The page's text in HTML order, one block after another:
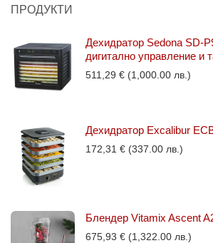
ПРОДУКТИ
Дехидратор Sedona SD-
дигитално управление и
511,29 € (1,000.00 лв.)
Дехидратор Excalibur
172,31 € (337.00 лв.)
Блендер Vitamix Ascent
675,93 € (1,322.00 лв.)